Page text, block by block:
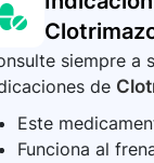
si los síntomas
siempre a
de
Este
Funciona al